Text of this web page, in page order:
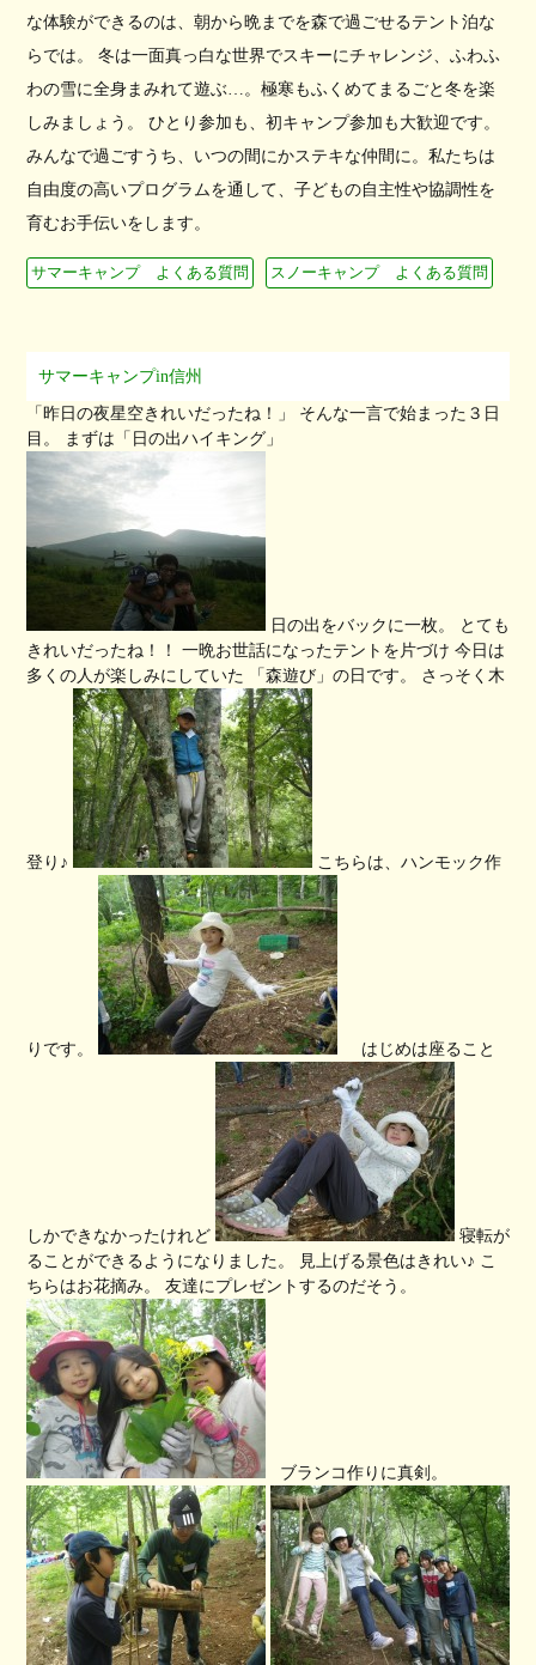
な体験ができるのは、朝から晩までを森で過ごせるテント泊な
らでは。 冬は一面真っ白な世界でスキーにチャレンジ、ふわふ
わの雪に全身まみれて遊ぶ…。極寒もふくめてまるごと冬を楽
しみましょう。 ひとり参加も、初キャンプ参加も大歓迎です。
みんなで過ごすうち、いつの間にかステキな仲間に。私たちは
自由度の高いプログラムを通して、子どもの自主性や協調性を
育むお手伝いをします。
サマーキャンプ よくある質問 スノーキャンプ よくある質問
サマーキャンプin信州
「昨日の夜星空きれいだったね！」 そんな一言で始まった３日
目。 まずは「日の出ハイキング」
日の出をバックに一枚。 とても
きれいだったね！！ 一晩お世話になったテントを片づけ 今日は
多くの人が楽しみにしていた 「森遊び」の日です。 さっそく木
登り♪ こちらは、ハンモック作
りです。 はじめは座ること
しかできなかったけれど
寝転が
ることができるようになりました。 見上げる景色はきれい♪ こ
ちらはお花摘み。 友達にプレゼントするのだそう。
ブランコ作りに真剣。